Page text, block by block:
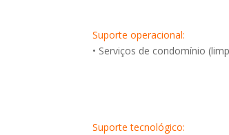
Suporte operacional:
• Serviços de condomínio
Suporte tecnológico: